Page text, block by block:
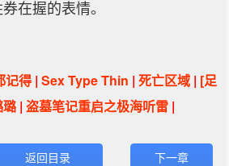
在握的表情。
记得| Sex Type Thin | 死亡区域| [足
| 盗墓笔记重启之极海听雷|
返回目录 下一章